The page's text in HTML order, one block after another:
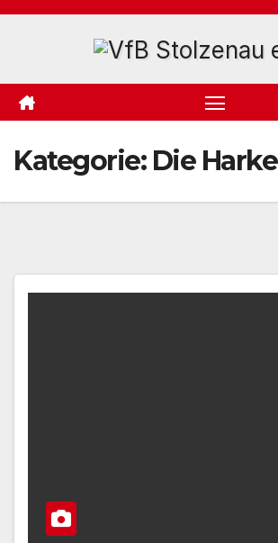
Zum
Kategorie: Die Harke